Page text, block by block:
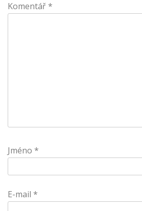
Komentář *
Jméno *
E-mail *